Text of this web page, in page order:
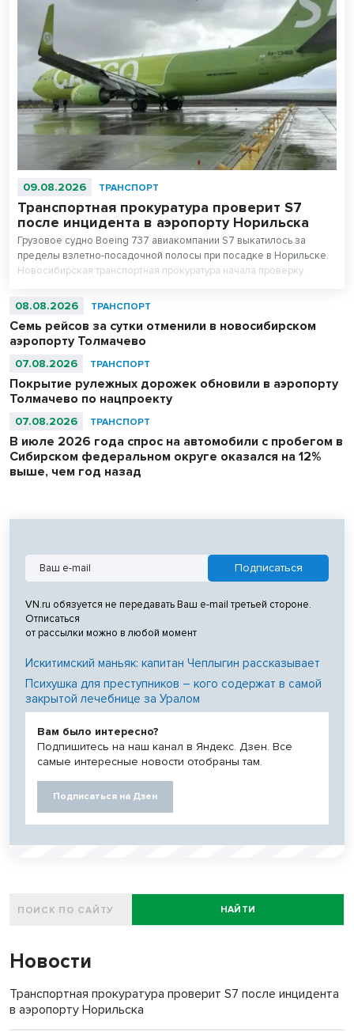
09.08.2026 ТРАНСПОРТ
Транспортная прокуратура проверит S7
после инцидента в аэропорту Норильска
Грузовое судно Boeing 737 авиакомпании S7 выкатилось за
пределы взлетно-посадочной полосы при посадке в Норильске.
Новосибирская транспортная прокуратура начала проверку.
08.08.2026 ТРАНСПОРТ
Семь рейсов за сутки отменили в новосибирском
аэропорту Толмачево
07.08.2026 ТРАНСПОРТ
Покрытие рулежных дорожек обновили в аэропорту
Толмачево по нацпроекту
07.08.2026 ТРАНСПОРТ
В июле 2026 года спрос на автомобили с пробегом в
Сибирском федеральном округе оказался на 12%
выше, чем год назад
VN.ru обязуется не передавать Ваш e-mail третьей стороне.
Отписаться
от рассылки можно в любой момент
Искитимский маньяк: капитан Чеплыгин рассказывает
Психушка для преступников – кого содержат в самой
закрытой лечебнице за Уралом
Вам было интересно?
Подпишитесь на наш канал в Яндекс. Дзен. Все
самые интересные новости отобраны там.
Подписаться на Дзен
НАЙТИ
Новости
Транспортная прокуратура проверит S7 после инцидента
в аэропорту Норильска